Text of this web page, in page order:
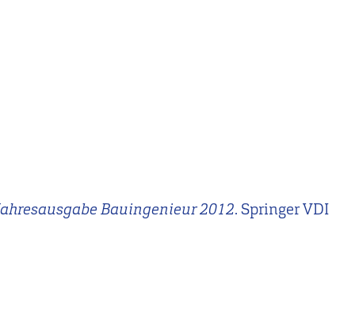
Bauingenieur 2012. Springer VDI